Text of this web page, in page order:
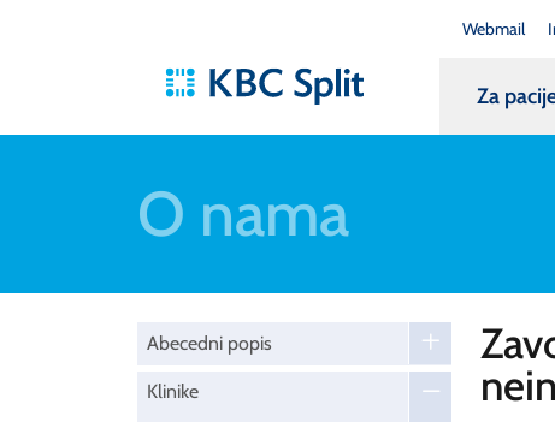
Webmail
Za
O nama
Abecedni popis
Klinike